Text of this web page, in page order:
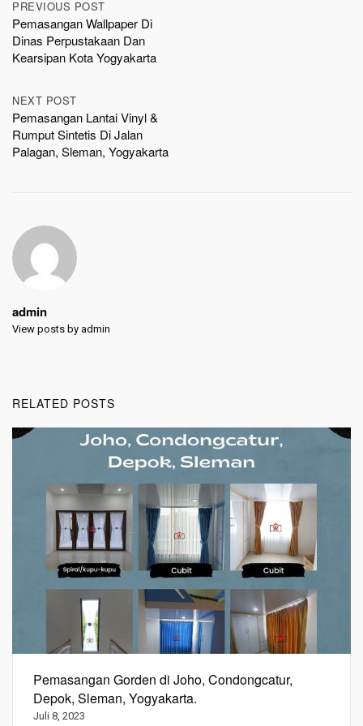
Post
navigation
PREVIOUS POST
Pemasangan Wallpaper Di
Dinas Perpustakaan Dan
Kearsipan Kota Yogyakarta
NEXT POST
Pemasangan Lantai Vinyl &
Rumput Sintetis Di Jalan
Palagan, Sleman, Yogyakarta
admin
View posts by admin
RELATED POSTS
Pemasangan Gorden di Joho, Condongcatur,
Depok, Sleman, Yogyakarta.
Juli 8, 2023